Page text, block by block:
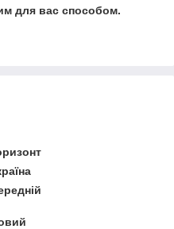
для вас способом.